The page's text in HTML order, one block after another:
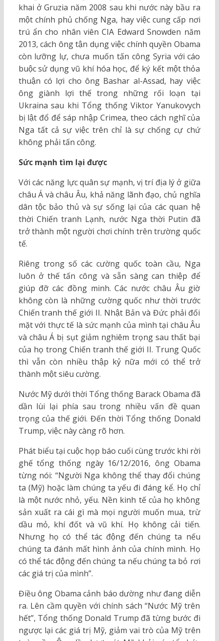
khai ở Gruzia năm 2008 sau khi nước này bầu ra
một chính phủ chống Nga, hay việc cung cấp nơi
trú ẩn cho nhân viên CIA Edward Snowden năm
2013, cách ông tận dụng việc chính quyền Obama
còn lưỡng lự, chưa muốn tấn công Syria với cáo
buộc sử dụng vũ khí hóa học, để ký kết một thỏa
thuận có lợi cho ông Bashar al-Assad, hay việc
ông giành lợi thế trong những rối loạn tại
Ukraina sau khi Tổng thống Viktor Yanukovych
bị lật đổ để sáp nhập Crimea, theo cách nghĩ của
Nga tất cả sự việc trên chỉ là sự chống cự chứ
không phải tấn công.
Sức mạnh tìm lại được
Với các năng lực quân sự mạnh, vị trí địa lý ở giữa
châu Á và châu Âu, khả năng lãnh đạo, chủ nghĩa
dân tộc bảo thủ và sự sống lại của các quan hệ
thời Chiến tranh Lạnh, nước Nga thời Putin đã
trở thành một người chơi chính trên trường quốc
tế.
Riêng trong số các cường quốc toàn cầu, Nga
luôn ở thế tấn công và sẵn sàng can thiệp để
giúp đỡ các đồng minh. Các nước châu Âu giờ
không còn là những cường quốc như thời trước
Chiến tranh thế giới II. Nhật Bản và Đức phải đối
mặt với thực tế là sức mạnh của mình tại châu Âu
và châu Á bị sụt giảm nghiêm trọng sau thất bại
của họ trong Chiến tranh thế giới II. Trung Quốc
thì vẫn còn nhiều thập kỷ nữa mới có thể trở
thành một siêu cường.
Nước Mỹ dưới thời Tổng thống Barack Obama đã
dần lùi lại phía sau trong nhiều vấn đề quan
trọng của thế giới. Đến thời Tổng thống Donald
Trump, việc này càng rõ hơn.
Phát biểu tại cuộc họp báo cuối cùng trước khi rời
ghế tổng thống ngày 16/12/2016, ông Obama
từng nói: “Người Nga không thể thay đổi chúng
ta (Mỹ) hoặc làm chúng ta yếu đi đáng kể. Họ chỉ
là một nước nhỏ, yếu. Nền kinh tế của họ không
sản xuất ra cái gì mà mọi người muốn mua, trừ
dầu mỏ, khí đốt và vũ khí. Họ không cải tiến.
Nhưng họ có thể tác động đến chúng ta nếu
chúng ta đánh mất hình ảnh của chính mình. Họ
có thể tác động đến chúng ta nếu chúng ta bỏ rơi
các giá trị của mình”.
Điều ông Obama cảnh báo dường như đang diễn
ra. Lên cầm quyền với chính sách “Nước Mỹ trên
hết”, Tổng thống Donald Trump đã từng bước đi
ngược lại các giá trị Mỹ, giảm vai trò của Mỹ trên